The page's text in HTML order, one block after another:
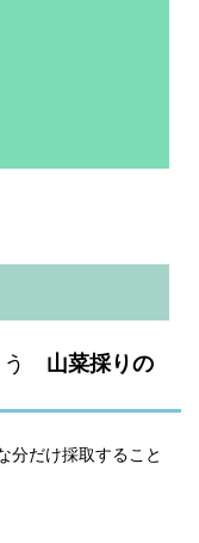
う 山菜採りの
分だけ採取すること